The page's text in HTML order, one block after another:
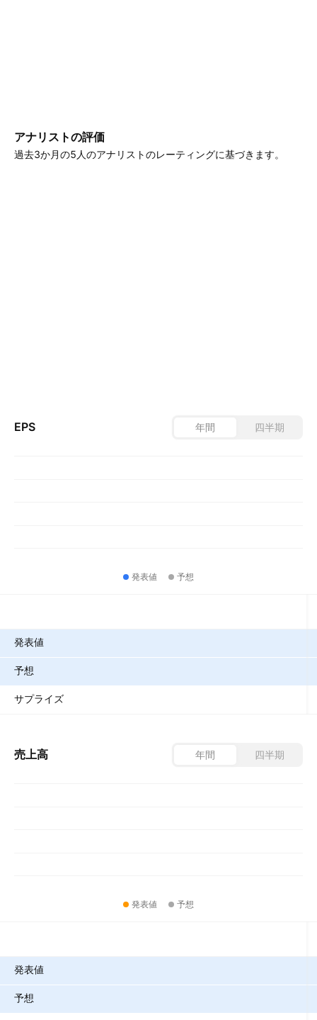
アナリストの評価
過去3か月の5人のアナリストのレーティングに基づきます。
EPS 年間 四半期
発表値 予想
発表値
予想
サプライズ
売上高 年間 四半期
発表値 予想
発表値
予想